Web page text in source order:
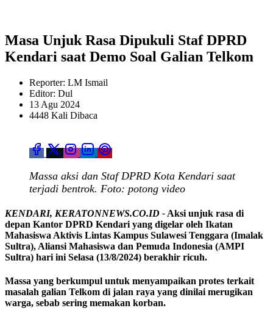
Masa Unjuk Rasa Dipukuli Staf DPRD
Kendari saat Demo Soal Galian Telkom
Reporter: LM Ismail
Editor: Dul
13 Agu 2024
4448 Kali Dibaca
Massa aksi dan Staf DPRD Kota Kendari saat
terjadi bentrok. Foto: potong video
KENDARI, KERATONNEWS.CO.ID - Aksi unjuk rasa di
depan Kantor DPRD Kendari yang digelar oleh Ikatan
Mahasiswa Aktivis Lintas Kampus Sulawesi Tenggara (Imalak
Sultra), Aliansi Mahasiswa dan Pemuda Indonesia (AMPI
Sultra) hari ini Selasa (13/8/2024) berakhir ricuh.
Massa yang berkumpul untuk menyampaikan protes terkait
masalah galian Telkom di jalan raya yang dinilai merugikan
warga, sebab sering memakan korban.